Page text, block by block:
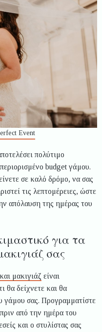
Event
πολύτιμο
budget γάμου.
σε καλό δρόμο, να σας
τις λεπτομέρειες, ώστε
απόλαυση της ημέρας του
για τα
σας
μακιγιάζ είναι
θα δείχνετε και θα
γάμου σας. Προγραμματίστε
από την ημέρα του
και ο στυλίστας σας